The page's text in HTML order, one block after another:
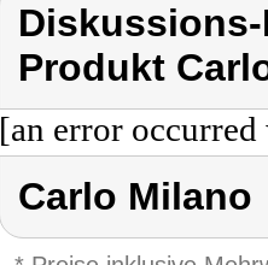
Produkt
[an error
Carlo Milano